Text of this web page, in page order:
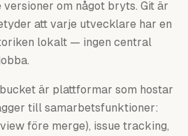
om något bryts. Git är
att varje utvecklare har en
lokalt — ingen central
är plattformar som hostar
till samarbetsfunktioner:
före merge), issue tracking,